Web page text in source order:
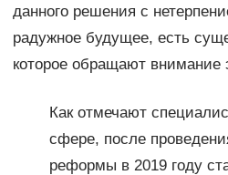
данного решения с
радужное будущее, есть
которое обращают внимание
Как отмечают
сфере, после
реформы в 2019 году